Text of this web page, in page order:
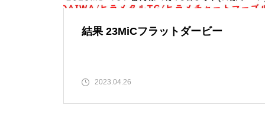
結果 23MiCフラットダービー
2023.04.26